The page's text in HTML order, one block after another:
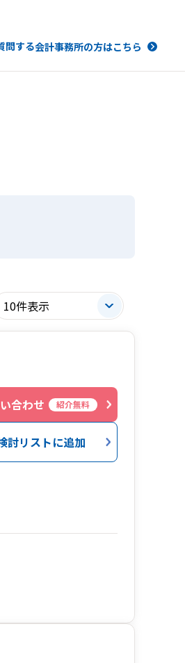
問する会計事務所の方はこちら
合わせ 紹介無料
討リストに追加